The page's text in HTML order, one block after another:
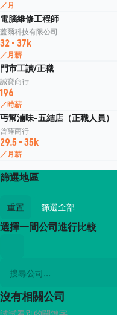
／月
電腦維修工程師
蓋爾科技有限公司
32 - 37k
／月薪
門市工讀/正職
誠寶商行
196
／時薪
丐幫滷味-五結店（正職人員）
曾薛商行
29.5 - 35k
／月薪
篩選地區
重置 篩選全部
選擇一間公司進行比較
沒有相關公司